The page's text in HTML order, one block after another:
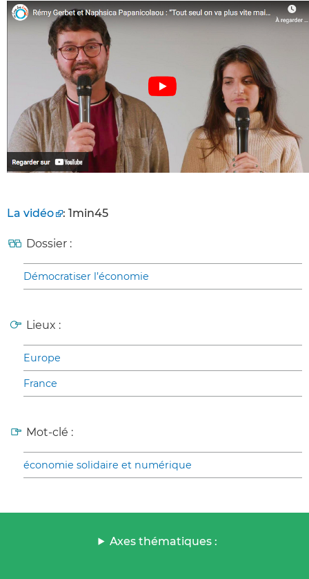
La vidéo : 1min45
Dossier :
Démocratiser l’économie
Lieux :
Europe
France
Mot-clé :
économie solidaire et numérique
Axes thématiques :